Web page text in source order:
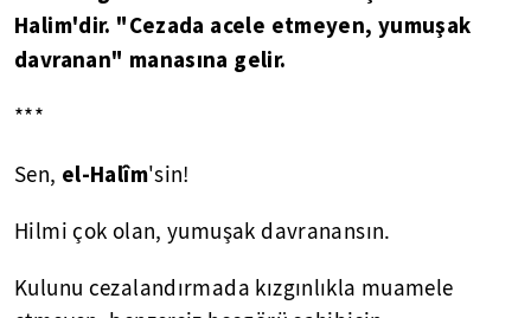
Halim'dir. "Cezada acele etmeyen, yumuşak
davranan" manasına gelir.
***
Sen, el-Halîm'sin!
Hilmi çok olan, yumuşak davranansın.
Kulunu cezalandırmada kızgınlıkla muamele